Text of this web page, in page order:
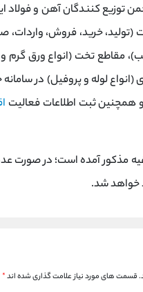
توزیع کنندگان آهن و فولاد
(تولید، خرید، فروش،
مقاطع تخت (انواع ورق گرم
همچنین ثبت اطلاعات فعالیت
مذکور آمده است؛ در صورت
خواهد شد.
قسمت های مورد نیاز علامت گذاری شده اند*